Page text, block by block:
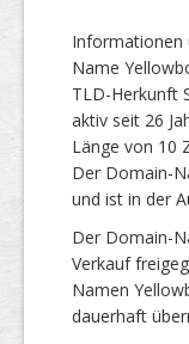
Informationen
Name
TLD-Herkunft
aktiv seit 26
Länge von 10
Der Domain-
und ist in der
Der Domain-
Verkauf
Namen
dauerhaft